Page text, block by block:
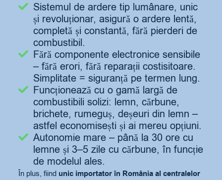
Sistemul de ardere tip lumânare, unic
și revoluționar, asigură o ardere lentă,
completă și constantă, fără pierderi de
combustibil.
Fără componente electronice sensibile
– fără erori, fără reparații costisitoare.
Simplitate = siguranță pe termen lung.
Funcționează cu o gamă largă de
combustibili solizi: lemn, cărbune,
brichete, rumeguș, deșeuri din lemn –
astfel economisești și ai mereu opțiuni.
Autonomie mare – până la 30 ore cu
lemne și 3–5 zile cu cărbune, în funcție
de modelul ales.
În plus, fiind unic importator în România al centralelor